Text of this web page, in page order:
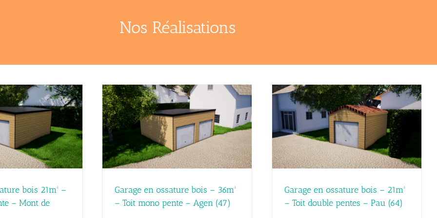
Nos Réalisations
bois 21m² –
– Mont de
bois – 36m² – Toit mono
pente – Agen (47)
Réalisations
Garage en ossature bois – 36m²
– Toit mono pente – Agen (47)
Garage en ossature bois – 21m² – Toit
double pentes – Pau (64)
Réalisations
Garage en ossature bois – 21m²
– Toit double pentes – Pau (64)